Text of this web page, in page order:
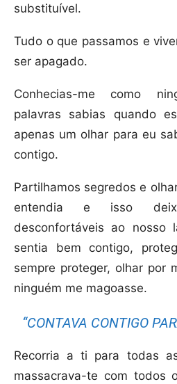
substituível.
Tudo o que passamos e
ser apagado.
Conhecias-me como
palavras sabias quando
apenas um olhar para eu
contigo.
Partilhamos segredos e
entendia e isso
desconfortáveis ao nosso
sentia bem contigo,
sempre proteger, olhar por
ninguém me magoasse.
“CONTAVA CONTIGO
Recorria a ti para todas
massacrava-te com todos